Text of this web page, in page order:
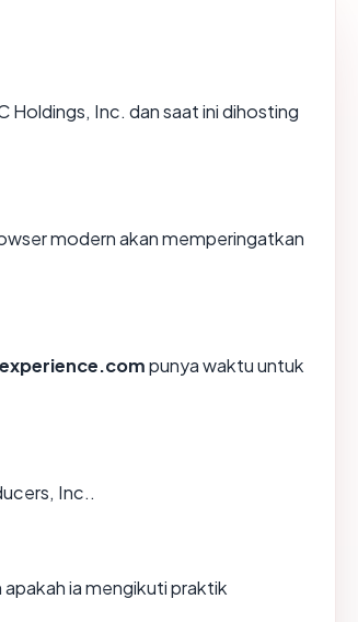
Holdings, Inc. dan saat ini dihosting
modern akan memperingatkan
punya waktu untuk
Inc..
ia mengikuti praktik